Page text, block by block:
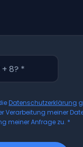
8? *
Datenschutzerklärung
Verarbeitung meiner
meiner Anfrage zu. *